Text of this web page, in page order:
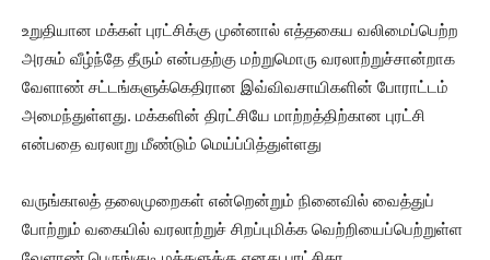
உறுதியான மக்கள் புரட்சிக்கு முன்னால் எத்தகைய வலிமைப்பெற்ற
அரசும் வீழ்ந்தே தீரும் என்பதற்கு மற்றுமொரு வரலாற்றுச்சான்றாக
வேளாண் சட்டங்களுக்கெதிரான இவ்விவசாயிகளின் போராட்டம்
அமைந்துள்ளது. மக்களின் திரட்சியே மாற்றத்திற்கான புரட்சி
என்பதை வரலாறு மீண்டும் மெய்ப்பித்துள்ளது
வருங்காலத் தலைமுறைகள் என்றென்றும் நினைவில் வைத்துப்
போற்றும் வகையில் வரலாற்றுச் சிறப்புமிக்க வெற்றியைப்பெற்றுள்ள